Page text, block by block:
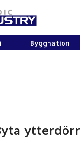
Byggnation
ytterdörr